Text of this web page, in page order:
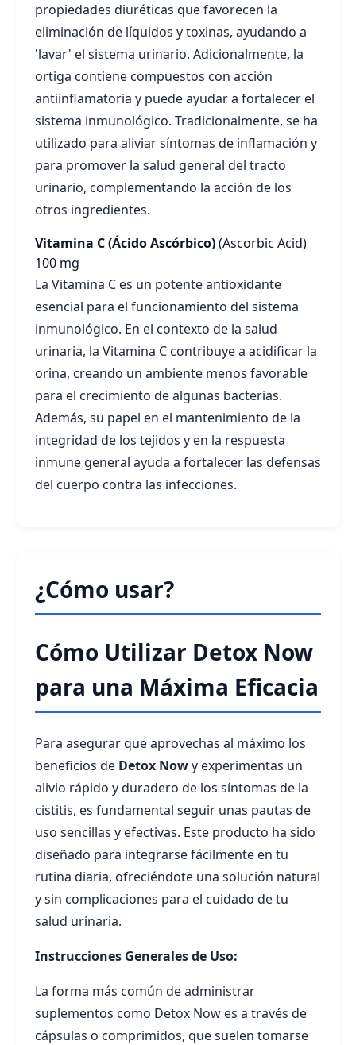
propiedades diuréticas que favorecen la
eliminación de líquidos y toxinas, ayudando a
'lavar' el sistema urinario. Adicionalmente, la
ortiga contiene compuestos con acción
antiinflamatoria y puede ayudar a fortalecer el
sistema inmunológico. Tradicionalmente, se ha
utilizado para aliviar síntomas de inflamación y
para promover la salud general del tracto
urinario, complementando la acción de los
otros ingredientes.
Vitamina C (Ácido Ascórbico)(Ascorbic Acid)
100 mg
La Vitamina C es un potente antioxidante
esencial para el funcionamiento del sistema
inmunológico. En el contexto de la salud
urinaria, la Vitamina C contribuye a acidificar la
orina, creando un ambiente menos favorable
para el crecimiento de algunas bacterias.
Además, su papel en el mantenimiento de la
integridad de los tejidos y en la respuesta
inmune general ayuda a fortalecer las defensas
del cuerpo contra las infecciones.
¿Cómo usar?
Cómo Utilizar Detox Now
para una Máxima Eficacia
Para asegurar que aprovechas al máximo los
beneficios de Detox Nowy experimentas un
alivio rápido y duradero de los síntomas de la
cistitis, es fundamental seguir unas pautas de
uso sencillas y efectivas. Este producto ha sido
diseñado para integrarse fácilmente en tu
rutina diaria, ofreciéndote una solución natural
y sin complicaciones para el cuidado de tu
salud urinaria.
Instrucciones Generales de Uso:
La forma más común de administrar
suplementos como Detox Now es a través de
cápsulas o comprimidos, que suelen tomarse